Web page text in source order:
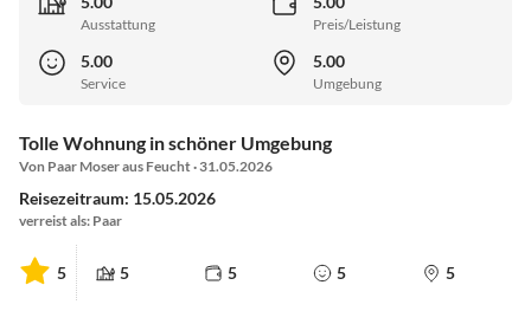
Ausstattung Preis/Leistung
5.00
Service
5.00
Umgebung
Tolle Wohnung in schöner Umgebung
Von Paar Moser aus Feucht · 31.05.2026
Reisezeitraum: 15.05.2026
verreist als: Paar
5 5 5 5 5